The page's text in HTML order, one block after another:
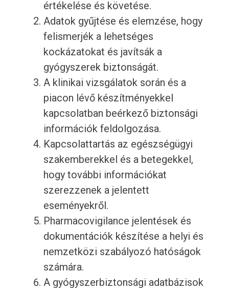
értékelése és követése.
Adatok gyűjtése és elemzése, hogy
felismerjék a lehetséges
kockázatokat és javítsák a
gyógyszerek biztonságát.
A klinikai vizsgálatok során és a
piacon lévő készítményekkel
kapcsolatban beérkező biztonsági
információk feldolgozása.
Kapcsolattartás az egészségügyi
szakemberekkel és a betegekkel,
hogy további információkat
szerezzenek a jelentett
eseményekről.
Pharmacovigilance jelentések és
dokumentációk készítése a helyi és
nemzetközi szabályozó hatóságok
számára.
A gyógyszerbiztonsági adatbázisok